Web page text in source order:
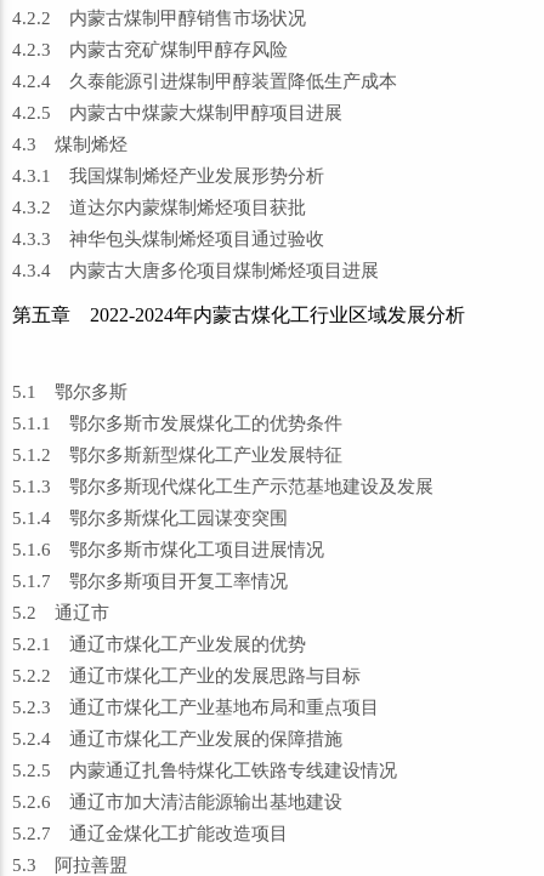
4.2.2 内蒙古煤制甲醇销售市场状况
4.2.3 内蒙古兖矿煤制甲醇存风险
4.2.4 久泰能源引进煤制甲醇装置降低生产成本
4.2.5 内蒙古中煤蒙大煤制甲醇项目进展
4.3 煤制烯烃
4.3.1 我国煤制烯烃产业发展形势分析
4.3.2 道达尔内蒙煤制烯烃项目获批
4.3.3 神华包头煤制烯烃项目通过验收
4.3.4 内蒙古大唐多伦项目煤制烯烃项目进展
第五章 2022-2024年内蒙古煤化工行业区域发展分析
5.1 鄂尔多斯
5.1.1 鄂尔多斯市发展煤化工的优势条件
5.1.2 鄂尔多斯新型煤化工产业发展特征
5.1.3 鄂尔多斯现代煤化工生产示范基地建设及发展
5.1.4 鄂尔多斯煤化工园谋变突围
5.1.6 鄂尔多斯市煤化工项目进展情况
5.1.7 鄂尔多斯项目开复工率情况
5.2 通辽市
5.2.1 通辽市煤化工产业发展的优势
5.2.2 通辽市煤化工产业的发展思路与目标
5.2.3 通辽市煤化工产业基地布局和重点项目
5.2.4 通辽市煤化工产业发展的保障措施
5.2.5 内蒙通辽扎鲁特煤化工铁路专线建设情况
5.2.6 通辽市加大清洁能源输出基地建设
5.2.7 通辽金煤化工扩能改造项目
5.3 阿拉善盟